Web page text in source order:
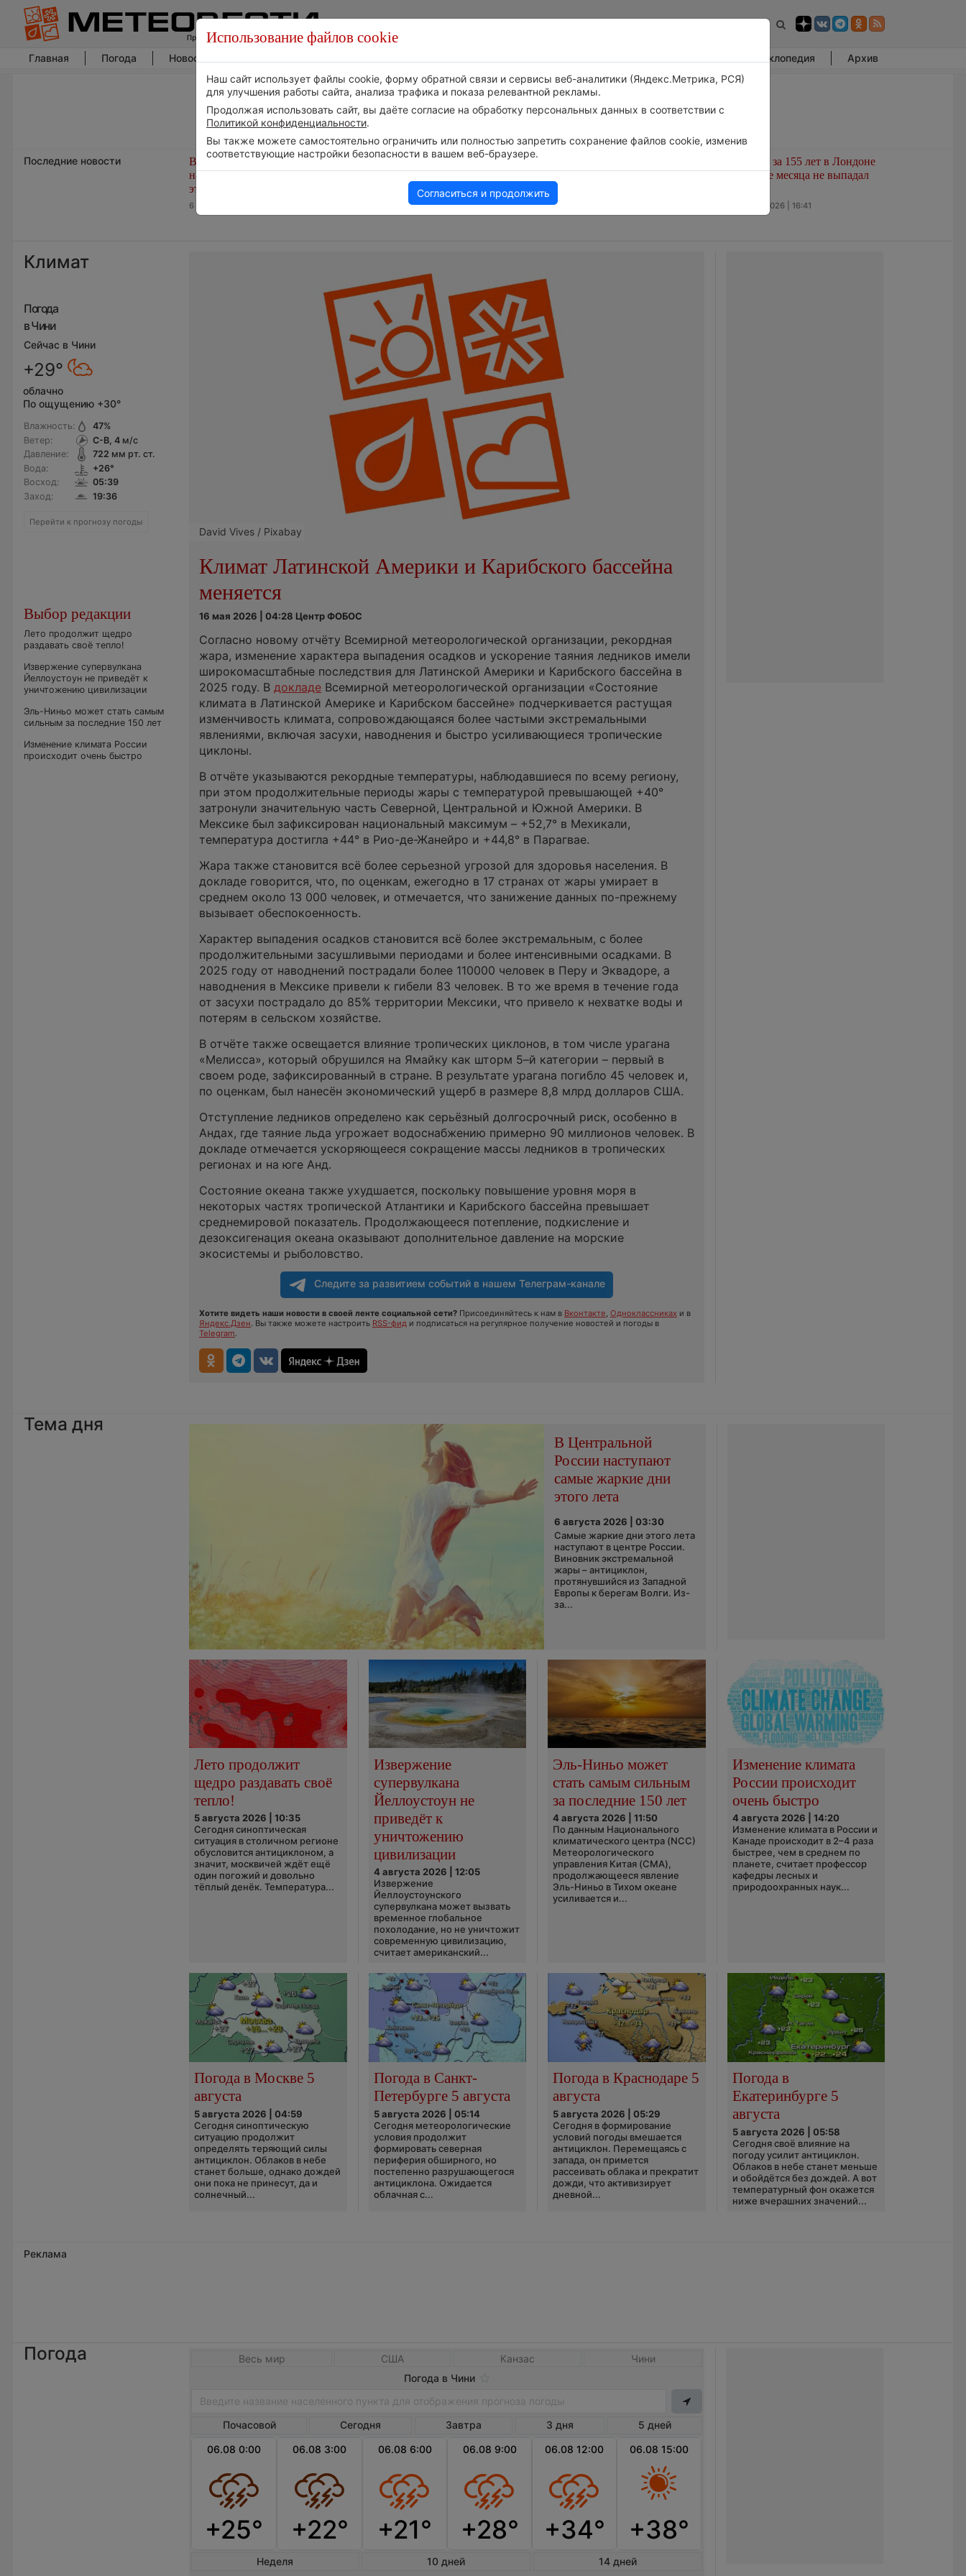
Главная Погода Новости погоды Энциклопедия Архив
Последние новости
В Центральной России
наступают самые жаркие дни
этого лета
6 августа 2026 | 06:30
Дневная температура воздуха в
ОАЭ превысила +51°
5 августа 2026 | 17:20
событий в нашем
Впервые за 155 лет в Лондоне
в течение месяца не выпадал
5 августа 2026 | 16:41
Климат
Погода
в Чини
Сейчас в Чини
+29°
облачно
По ощущению +30°
Влажность:
Ветер:
Давление:
Вода:
Восход:
Заход:
47%
С-В, 4м/с
722 мм рт. ст.
+26°
05:39
19:36
Перейти к прогнозу погоды
Выбор редакции
Лето продолжит щедро
раздавать своё тепло!
Извержение супервулкана
Йеллоустоун не приведёт к
уничтожению цивилизации
Эль-Ниньо может стать самым
сильным за последние 150 лет
Изменение климата России
происходит очень быстро
David Vives / Pixabay
Климат Латинской Америки и Карибского бассейна
меняется
16 мая 2026 | 04:28 Центр ФОБОС
Согласно новому отчёту Всемирной метеорологической организации, рекордная
жара, изменение характера выпадения осадков и ускорение таяния ледников имели
широкомасштабные последствия для Латинской Америки и Карибского бассейна в
2025 году. В докладеВсемирной метеорологической организации «Состояние
климата в Латинской Америке и Карибском бассейне» подчеркивается растущая
изменчивость климата, сопровождающаяся более частыми экстремальными
явлениями, включая засухи, наводнения и быстро усиливающиеся тропические
циклоны.
В отчёте указываются рекордные температуры, наблюдавшиеся по всему региону,
при этом продолжительные периоды жары с температурой превышающей +40°
затронули значительную часть Северной, Центральной и Южной Америки. В
Мексике был зафиксирован национальный максимум – +52,7° в Мехикали,
температура достигла +44° в Рио-де-Жанейро и +44,8° в Парагвае.
Жара также становится всё более серьезной угрозой для здоровья населения. В
докладе говорится, что, по оценкам, ежегодно в 17 странах от жары умирает в
среднем около 13 000 человек, и отмечается, что занижение данных по-прежнему
вызывает обеспокоенность.
Характер выпадения осадков становится всё более экстремальным, с более
продолжительными засушливыми периодами и более интенсивными осадками. В
2025 году от наводнений пострадали более 110000 человек в Перу и Эквадоре, а
наводнения в Мексике привели к гибели 83 человек. В то же время в течение года
от засухи пострадало до 85% территории Мексики, что привело к нехватке воды и
потерям в сельском хозяйстве.
В отчёте также освещается влияние тропических циклонов, в том числе урагана
«Мелисса», который обрушился на Ямайку как шторм 5–й категории – первый в
своем роде, зафиксированный в стране. В результате урагана погибло 45 человек и,
по оценкам, был нанесён экономический ущерб в размере 8,8 млрд долларов США.
Отступление ледников определено как серьёзный долгосрочный риск, особенно в
Андах, где таяние льда угрожает водоснабжению примерно 90 миллионов человек. В
докладе отмечается ускоряющееся сокращение массы ледников в тропических
регионах и на юге Анд.
Состояние океана также ухудшается, поскольку повышение уровня моря в
некоторых частях тропической Атлантики и Карибского бассейна превышает
среднемировой показатель. Продолжающееся потепление, подкисление и
дезоксигенация океана оказывают дополнительное давление на морские
экосистемы и рыболовство.
Следите за развитием событий в нашем Телеграм-канале
Хотите видеть наши новости в своей ленте социальной сети?Присоединяйтесь к нам в Вконтакте, Одноклассникахи в
Яндекс.Дзен. Вы также можете настроить RSS-фиди подписаться на регулярное получение новостей и погоды в
Telegram.
Тема дня
В Центральной
России наступают
самые жаркие дни
этого лета
6 августа 2026 | 03:30
Самые жаркие дни этого лета
наступают в центре России.
Виновник экстремальной
жары – антициклон,
протянувшийся из Западной
Европы к берегам Волги. Из-
за...
Лето продолжит
щедро раздавать своё
тепло!
5 августа 2026 | 10:35
Сегодня синоптическая
ситуация в столичном регионе
обусловится антициклоном, а
значит, москвичей ждёт ещё
один погожий и довольно
тёплый денёк. Температура...
Извержение
супервулкана
Йеллоустоун не
приведёт к
уничтожению
цивилизации
4 августа 2026 | 12:05
Извержение
Йеллоустоунского
супервулкана может вызвать
временное глобальное
похолодание, но не уничтожит
современную цивилизацию,
считает американский...
Эль-Ниньо может
стать самым сильным
за последние 150 лет
4 августа 2026 | 11:50
По данным Национального
климатического центра (NCC)
Метеорологического
управления Китая (CMA),
продолжающееся явление
Эль-Ниньо в Тихом океане
усиливается и...
Изменение климата
России происходит
очень быстро
4 августа 2026 | 14:20
Изменение климата в России и
Канаде происходит в 2–4 раза
быстрее, чем в среднем по
планете, считает профессор
кафедры лесных и
природоохранных наук...
Погода в Москве 5
августа
5 августа 2026 | 04:59
Сегодня синоптическую
ситуацию продолжит
определять теряющий силы
антициклон. Облаков в небе
станет больше, однако дождей
они пока не принесут, да и
солнечный...
Погода в Санкт-
Петербурге 5 августа
5 августа 2026 | 05:14
Сегодня метеорологические
условия продолжит
формировать северная
периферия обширного, но
постепенно разрушающегося
антициклона. Ожидается
облачная с...
Погода в Краснодаре 5
августа
5 августа 2026 | 05:29
Сегодня в формирование
условий погоды вмешается
антициклон. Перемещаясь с
запада, он примется
рассеивать облака и прекратит
дожди, что активизирует
дневной...
Погода в
Екатеринбурге 5
августа
5 августа 2026 | 05:58
Сегодня своё влияние на
погоду усилит антициклон.
Облаков в небе станет меньше
и обойдётся без дождей. А вот
температурный фон окажется
ниже вчерашних значений...
Реклама
Погода Весь мир США Канзас
Чини
Погода в Чини
Почасовой Сегодня Завтра 3 дня
5 дней
06.08 0:00
+25°
06.08 3:00
+22°
06.08 6:00
+21°
06.08 9:00
+28°
06.08 12:00
+34°
06.08 15:00
+38°
Неделя 10 дней 14 дней
Использование файлов cookie
Наш сайт использует файлы cookie, форму обратной связи и сервисы веб-аналитики (Яндекс.Метрика, РСЯ)
для улучшения работы сайта, анализа трафика и показа релевантной рекламы.
Продолжая использовать сайт, вы даёте согласие на обработку персональных данных в соответствии с
Политикой конфиденциальности.
Вы также можете самостоятельно ограничить или полностью запретить сохранение файлов cookie, изменив
соответствующие настройки безопасности в вашем веб-браузере.
Согласиться и продолжить